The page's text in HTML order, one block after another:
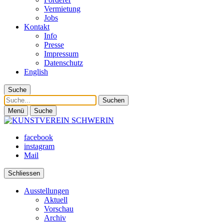
Vermietung
Jobs
Kontakt
Info
Presse
Impressum
Datenschutz
English
Suche
Suche
Menü Suche
facebook
instagram
Mail
Schliessen
Ausstellungen
Aktuell
Vorschau
Archiv